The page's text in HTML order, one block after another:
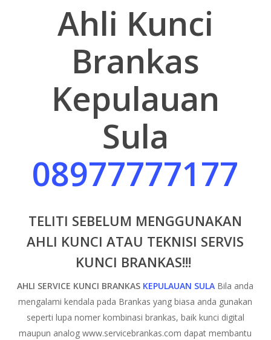
Ahli Kunci
Brankas
Kepulauan
Sula
08977777177
TELITI SEBELUM MENGGUNAKAN
AHLI KUNCI ATAU TEKNISI SERVIS
KUNCI BRANKAS!!!
AHLI SERVICE KUNCI BRANKAS KEPULAUAN SULA Bila anda
mengalami kendala pada Brankas yang biasa anda gunakan
seperti lupa nomer kombinasi brankas, baik kunci digital
maupun analog www.servicebrankas.com dapat membantu